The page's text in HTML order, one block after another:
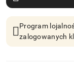
Program
zalogowanych